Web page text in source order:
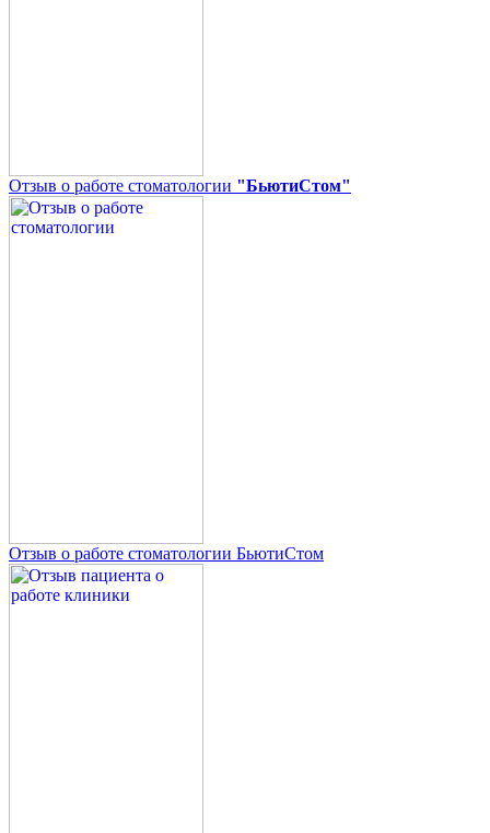
Отзыв о работе стоматологии "БьютиСтом"
Отзыв о работе стоматологии БьютиСтом